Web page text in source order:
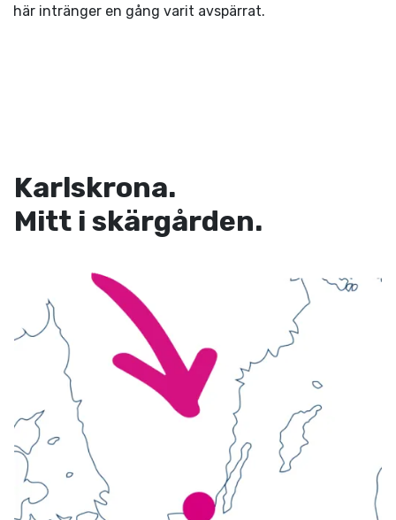
här intränger en gång varit avspärrat.
Karlskrona.
Mitt i skärgården.